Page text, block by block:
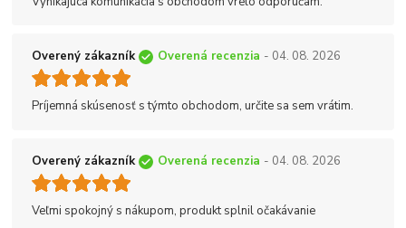
Overený zákazník Overená recenzia - 04. 08. 2026
Príjemná skúsenosť s týmto obchodom, určite sa sem vrátim.
Overený zákazník Overená recenzia - 04. 08. 2026
Veľmi spokojný s nákupom, produkt splnil očakávanie